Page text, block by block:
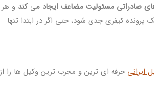
صادراتی مسئولیت مضاعف ایجاد می ‌کند و هر
کیفری جدی شود، حتی اگر در ابتدا تنها
ایرانی حرفه ای ترین و مجرب ترین وکیل ها را از